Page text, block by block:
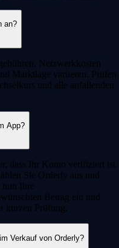
an?
Netzwerkkosten
Marktlage variieren. Prüfen
und alle anfallenden
App?
dass Ihr Konto verifiziert ist.
Sie Orderly aus und
nun Ihre
Betrag ein und
kurzen Prüfung.
Verkauf von Orderly?